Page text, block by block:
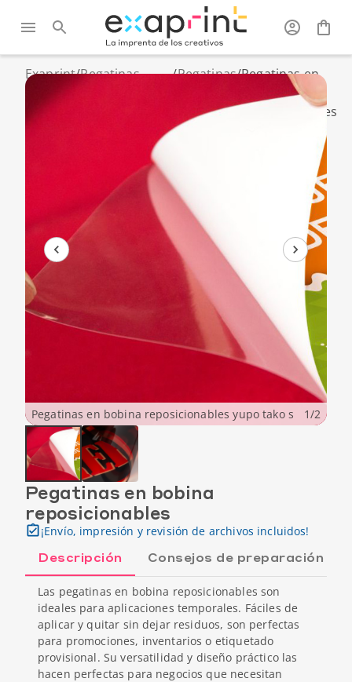
Exaprint/Pegatinas
/Pegatinas
bobina
/Pegatinas en
bobina
reposicionables
Pegatinas en bobina reposicionables yupo tako s 1/2
Pegatinas en bobina
reposicionables
¡Envío, impresión y revisión de archivos incluidos!
Descripción Consejos de preparación
Las pegatinas en bobina reposicionables son
ideales para aplicaciones temporales. Fáciles de
aplicar y quitar sin dejar residuos, son perfectas
para promociones, inventarios o etiquetado
provisional. Su versatilidad y diseño práctico las
hacen perfectas para negocios que necesitan